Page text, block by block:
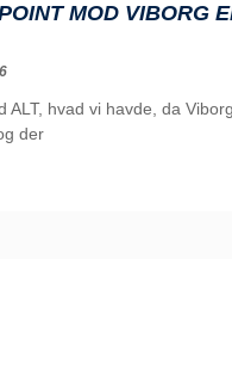
MOD VIBORG
ALT, hvad vi havde, da
der